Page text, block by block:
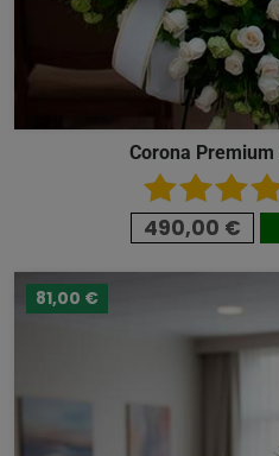
Corona Premium
490,00 €
81,00 €